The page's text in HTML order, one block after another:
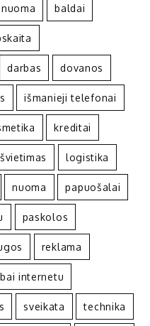
baldai
darbas dovanos
išmanieji telefonai
kreditai
logistika
nuoma papuošalai
paskolos
reklama
internetu
sveikata technika